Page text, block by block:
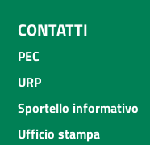
CONTATTI
PEC
URP
Sportello informativo
Ufficio stampa